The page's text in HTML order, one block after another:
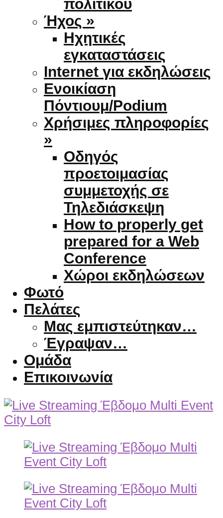
πολιτικού
Ήχος »
Ηχητικές
εγκαταστάσεις
Internet για εκδηλώσεις
Ενοικίαση
Πόντιουμ/Podium
Χρήσιμες πληροφορίες
»
Οδηγός
προετοιμασίας
συμμετοχής σε
Τηλεδιάσκεψη
How to properly get
prepared for a Web
Conference
Χώροι εκδηλώσεων
Φωτό
Πελάτες
Μας εμπιστεύτηκαν…
Έγραψαν…
Ομάδα
Επικοινωνία